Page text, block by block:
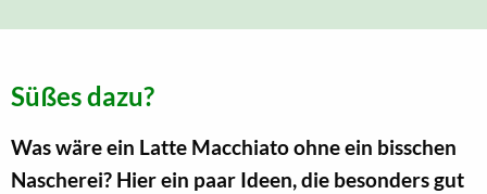
Süßes dazu?
Was wäre ein Latte Macchiato ohne ein bisschen
Nascherei? Hier ein paar Ideen, die besonders gut